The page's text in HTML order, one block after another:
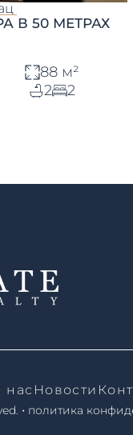
В 50 МЕТРАХ
88 м²
2
2
нас Новости
• политика